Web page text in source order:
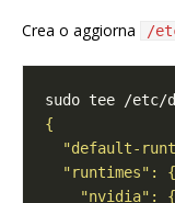
Crea o aggiorna /
sudo tee /etc/